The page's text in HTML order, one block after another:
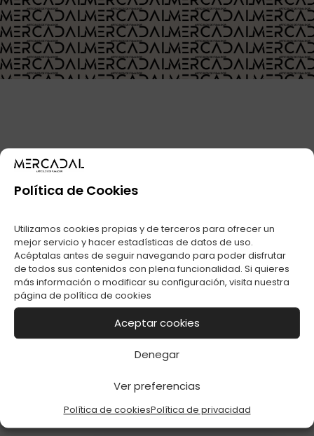
Política de Cookies
Utilizamos cookies propias y de terceros para ofrecer un
mejor servicio y hacer estadísticas de datos de uso.
Acéptalas antes de seguir navegando para poder disfrutar
de todos sus contenidos con plena funcionalidad. Si quieres
más información o modificar su configuración, visita nuestra
página de política de cookies
Aceptar cookies
Denegar
Ver preferencias
Política de cookiesPolítica de privacidad
¿Quieres ver nuestros
precios especiales?
Eres un estanco, bar, growshop o una tienda
especializada, regitrate en MERCADAL y accede
a una tarifa exclusiva. Amplio catálogo de
artículos para fumadores.
Sí, quiero registrarme